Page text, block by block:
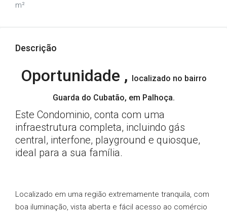
m²
Descrição
Oportunidade , localizado no bairro
Guarda do Cubatão, em Palhoça.
Este Condominio, conta com uma
infraestrutura completa, incluindo gás
central, interfone, playground e quiosque,
ideal para a sua família.
Localizado em uma região extremamente tranquila, com
boa iluminação, vista aberta e fácil acesso ao comércio